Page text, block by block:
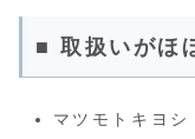
■ 取扱いがほ
マツモトキヨシ